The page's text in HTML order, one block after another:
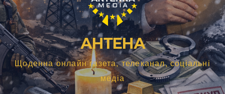
АНТЕНА
Щоденна онлайн газета, телеканал, соціальні
медіа